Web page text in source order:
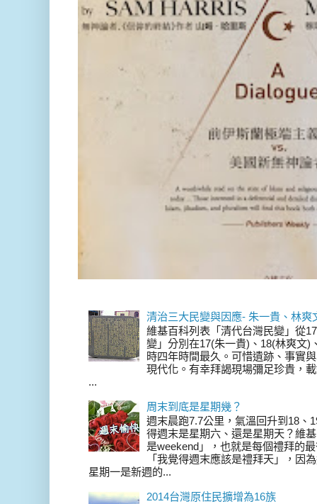
清治三大民變與因應- 朱一貴、林爽
維基百科列表「清代台灣民變」從
變」分別在17(朱一貴)、18(林爽文)
時四年時間最久。可惜遺跡、事實
現代化。有幸拜謁現場彌足珍貴，
...
周末到底是星期幾？
週末晨跑7.7公里，氣溫回升到18、
得週末是星期六、還是星期天？維
是weekend」，也就是每個禮拜的
「我覺得週末應該是禮拜天」，因
星期一是新週的...
2014台灣原住民擴增為16族